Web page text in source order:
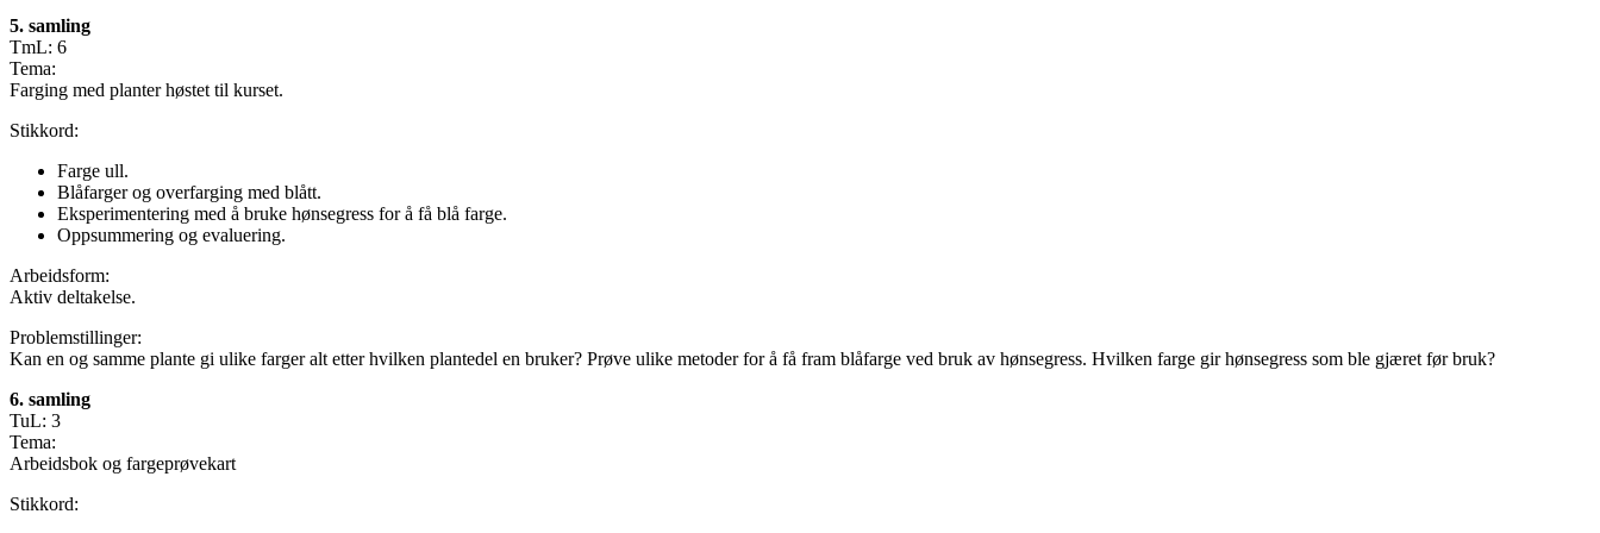
5. samling
TmL: 6
Tema:
Farging med planter høstet til kurset.
Stikkord:
Farge ull.
Blåfarger og overfarging med blått.
Eksperimentering med å bruke hønsegress for å få blå farge.
Oppsummering og evaluering.
Arbeidsform:
Aktiv deltakelse.
Problemstillinger:
Kan en og samme plante gi ulike farger alt etter hvilken plantedel en bruker? Prøve ulike metoder for å få fram blåfarge ved bruk av hønsegress. Hvilken farge gir hønsegress som ble gjæret før bruk?
6. samling
TuL: 3
Tema:
Arbeidsbok og fargeprøvekart
Stikkord: